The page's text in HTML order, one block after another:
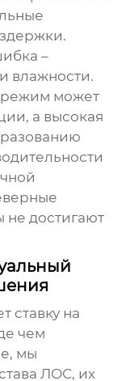
–
влажности.
может
а высокая
не достигают
ставку на
чем
мы
ЛОС, их